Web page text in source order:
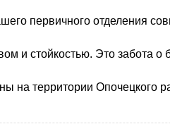
первичного отделения
и стойкостью. Это забота
на территории Опочецкого